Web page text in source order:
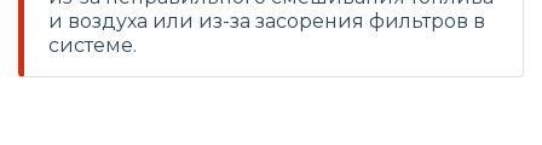
и воздуха или из-за засорения фильтров в
системе.